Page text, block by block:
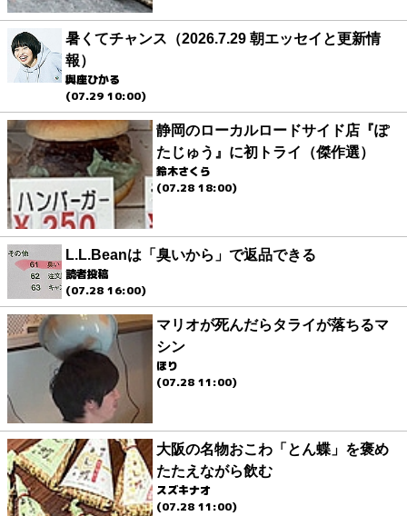
暑くてチャンス（2026.7.29 朝エッセイと更新情
報）
與座ひかる
(07.29 10:00)
静岡のローカルロードサイド店『ぽ
たじゅう』に初トライ（傑作選）
鈴木さくら
(07.28 18:00)
L.L.Beanは「臭いから」で返品できる
読者投稿
(07.28 16:00)
マリオが死んだらタライが落ちるマ
シン
ほり
(07.28 11:00)
大阪の名物おこわ「とん蝶」を褒め
たたえながら飲む
スズキナオ
(07.28 11:00)